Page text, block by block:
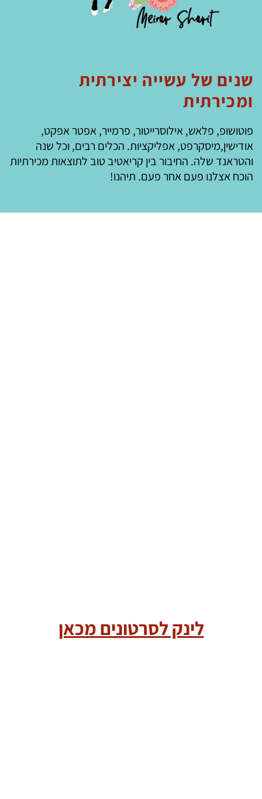
שנים של עשייה יצירתית
ומכירתית
פוטושופ, פלאש, אילוסרייטור, פרמייר, אפטר אפקט,
אודישין,מיסקרפט, אפליקציות. הכלים רבים, וכל שנה
והטראנד שלה. החיבור בין קריאטיב טוב לתוצאות מכירתיות
הוכח אצלנו פעם אחר פעם. תיהנו!
לינק לסרטונים מכאן